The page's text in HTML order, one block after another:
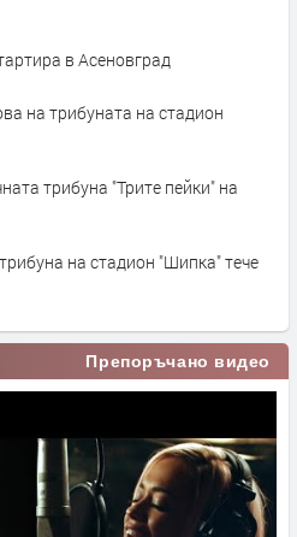
в Асеновград
на трибуната на стадион
трибуна "Трите пейки" на
на стадион "Шипка" тече
Препоръчано видео